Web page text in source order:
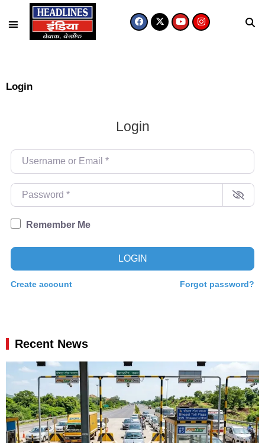
Login
Login
Username or Email*
Password*
Remember Me
LOGIN
Create account Forgot password?
Recent News